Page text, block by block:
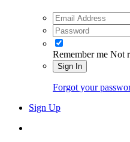
Remember me Not
Sign In
Forgot your
Sign Up